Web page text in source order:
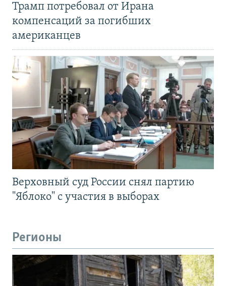
Трамп потребовал от Ирана
компенсаций за погибших
американцев
Верховный суд России снял партию
"Яблоко" с участия в выборах
Регионы